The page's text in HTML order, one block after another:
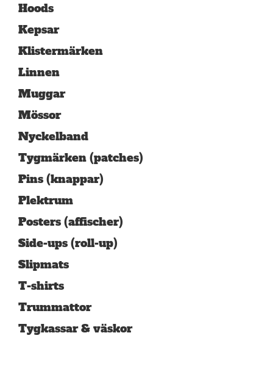
Hoods
Kepsar
Klistermärken
Linnen
Muggar
Mössor
Nyckelband
Tygmärken (patches)
Pins (knappar)
Plektrum
Posters (affischer)
Side-ups (roll-up)
Slipmats
T-shirts
Trummattor
Tygkassar & väskor